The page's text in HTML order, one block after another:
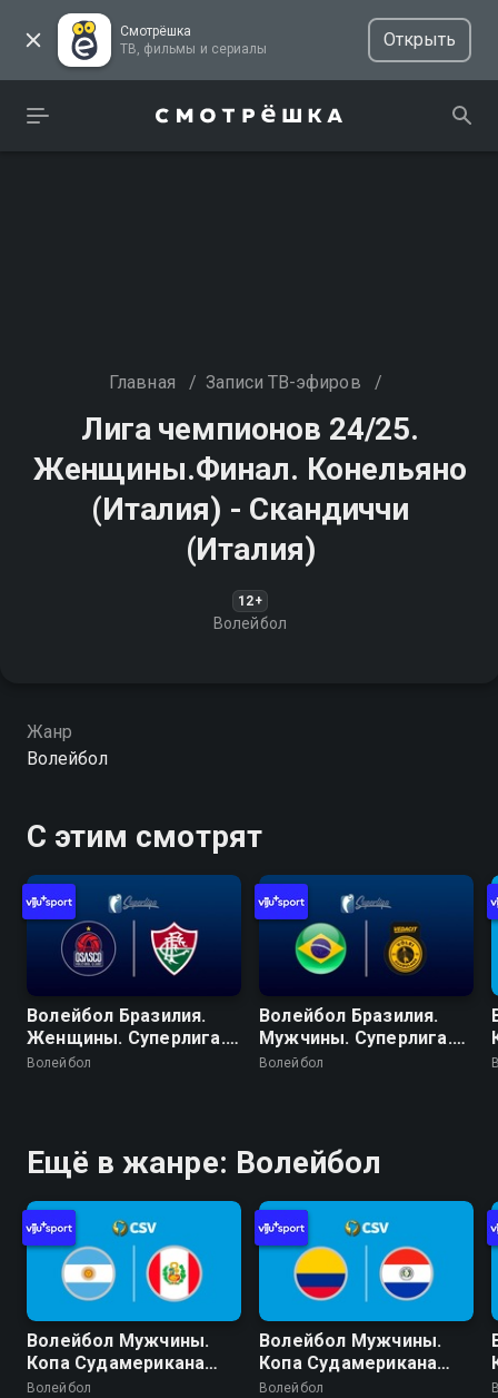
Смотрёшка
ТВ, фильмы и сериалы
Открыть
Главная / Записи ТВ-эфиров /
Лига чемпионов 24/25.
Женщины.Финал. Конельяно
(Италия) - Скандиччи
(Италия)
12+
Волейбол
Жанр
Волейбол
С этим смотрят
Волейбол Бразилия.
Женщины. Суперлига.
Регулярный сезон
Волейбол
Волейбол Бразилия.
Мужчины. Суперлига.
Регулярный сезон
Волейбол
Ещё в жанре: Волейбол
Волейбол Мужчины.
Копа Судамерикана
2026 (Кочабамба,
Волейбол
Волейбол Мужчины.
Копа Судамерикана
2026 (Кочабамба,
Волейбол